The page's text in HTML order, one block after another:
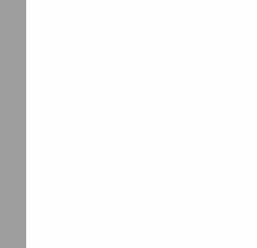
ręcznikiem lub
w każdej aptece.